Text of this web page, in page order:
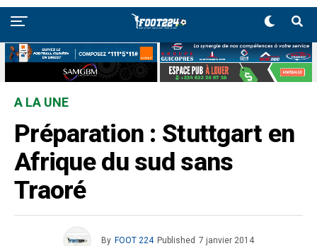
A LA UNE
Préparation : Stuttgart en
Afrique du sud sans
Traoré
By FOOT 224 Published 7 janvier 2014